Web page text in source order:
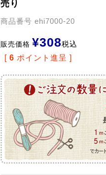
売り
商品番号 ehi7000-20
販売価格 ¥308税込
[ 6 ポイント進呈 ]